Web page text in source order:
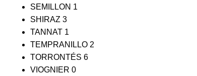
SEMILLON 1
SHIRAZ 3
TANNAT 1
TEMPRANILLO 2
TORRONTÉS 6
VIOGNIER 0